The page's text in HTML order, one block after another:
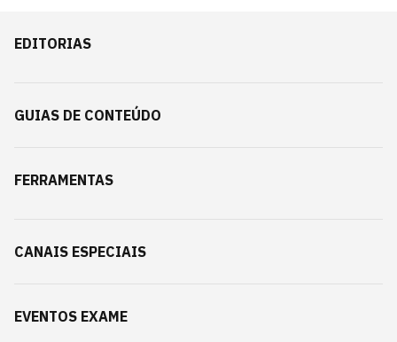
EDITORIAS
GUIAS DE CONTEÚDO
FERRAMENTAS
CANAIS ESPECIAIS
EVENTOS EXAME